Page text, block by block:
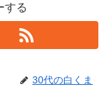
する
30代の白くま